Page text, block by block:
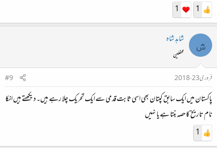
1
1
ش شاہد شاہ
محفلین
فروری 23، 2018
#9
پاکستان میں ایک سابق کپتان بھی اسی ثابت قدمی سے ایک تحریک چلا رہے ہیں۔ دیکھتے ہیں انکا
نام تاریخ کا حصہ بنتا ہے یا نہیں
1